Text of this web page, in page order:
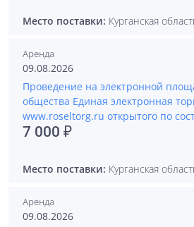
Место поставки: Курганская
Аренда
09.08.2026
Проведение на электронной
общества Единая электронная
www.roseltorg.ru открытого по
7 000 ₽
Место поставки: Курганская
Аренда
09.08.2026